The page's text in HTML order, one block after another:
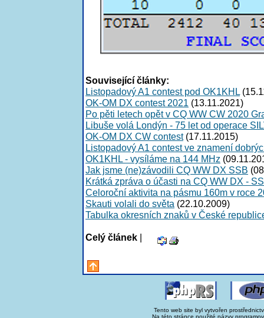
Související články:
Listopadový A1 contest pod OK1KHL
OK-OM DX contest 2021 (13.11.2021)
Po pěti letech opět v CQ WW CW 2020
Libuše volá Londýn - 75 let od operace
OK-OM DX CW contest(17.11.2015)
Listopadový A1 contest ve znamení
OK1KHL - vysíláme na 144 MHz
Jak jsme (ne)závodili CQ WW DX SSB
Krátká zpráva o účasti na CQ WW DX -
Celoroční aktivita na pásmu 160m v roce
Skauti volali do světa (22.10.2009)
Tabulka okresních znaků v České
Celý článek |
Tento web site byl vytvořen
Na této stránce použité názvy